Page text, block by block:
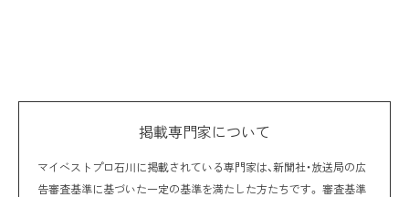
掲載専門家について
マイベストプロ石川に掲載されている専門家は、新聞社・放送局の広
告審査基準に基づいた一定の基準を満たした方たちです。 審査基準